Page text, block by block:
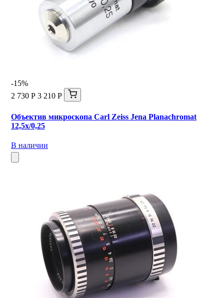
-15%
2 730 Р 3 210 Р
Объектив микроскопа Carl Zeiss Jena Planachromat
12,5x/0,25
В наличии